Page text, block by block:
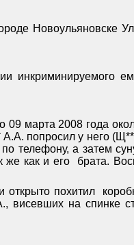
Новоульяновске
инкриминируемого
09 марта 2008 года
А.А. попросил у него
телефону, а затем
же как и его
брата.
открыто похитил
на спинке